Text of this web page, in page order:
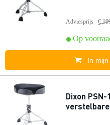
Adviesprijs €
Op
In
Dixon